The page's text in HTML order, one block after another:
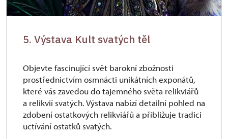
5. Výstava Kult svatých těl
Objevte fascinující svět barokní zbožnosti
prostřednictvím osmnácti unikátních exponátů,
které vás zavedou do tajemného světa relikviářů
a relikvií svatých. Výstava nabízí detailní pohled na
zdobení ostatkových relikviářů a přibližuje tradici
uctívání ostatků svatých.